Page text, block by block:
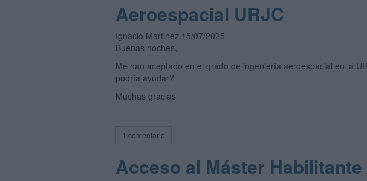
Aeroespacial URJC
Ignacio Martinez 15/07/2025
Buenas noches,
Me han aceptado en el grado de ingeniería aeroespacial en la
podría ayudar?
Muchas gracias
1 comentario
Acceso al Máster